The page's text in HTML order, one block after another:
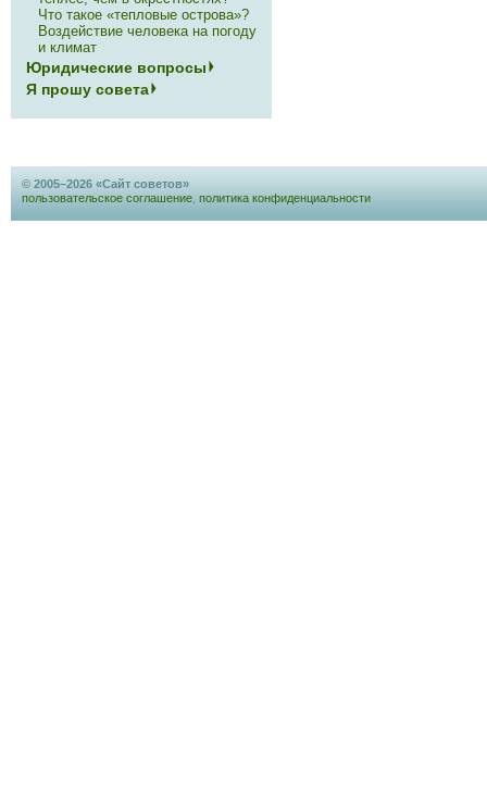
Что такое «тепловые острова»?
Воздействие человека на погоду
и климат
Юридические вопросы
Я прошу совета
© 2005–2026 «Сайт советов»
пользовательское соглашение политика конфиденциальности